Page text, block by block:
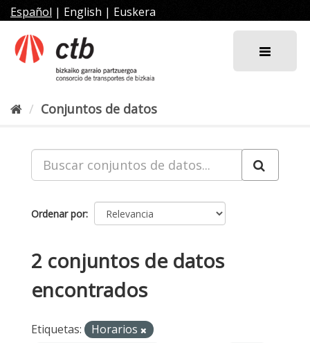
al
contenido
Español | English | Euskera
Conjuntos de datos
Ordenar por
2 conjuntos de datos
encontrados
Etiquetas:
Horarios